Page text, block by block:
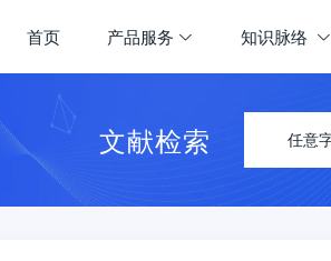
首页 产品服务 知识脉络
文献检索 任意